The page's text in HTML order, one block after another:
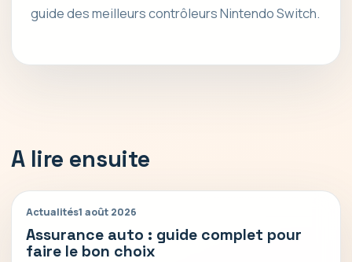
guide des meilleurs contrôleurs Nintendo Switch.
A lire ensuite
Actualités1 août 2026
Assurance auto : guide complet pour
faire le bon choix